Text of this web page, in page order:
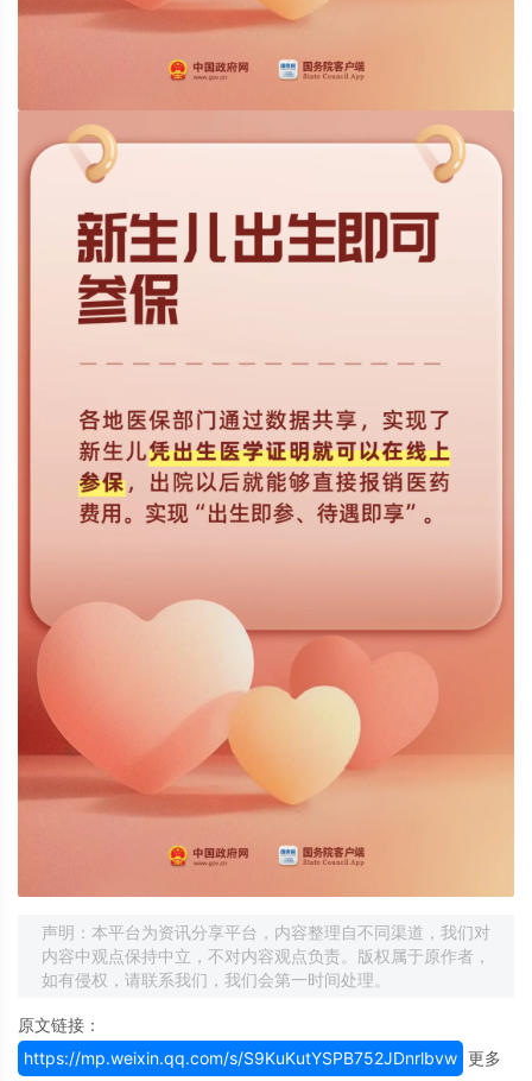
声明：本平台为资讯分享平台，内容整理自不同渠道，我们对
内容中观点保持中立，不对内容观点负责。版权属于原作者，
如有侵权，请联系我们，我们会第一时间处理。
原文链接：
https://mp.weixin.qq.com/s/S9KuKutYSPB752JDnrlbvw 更多